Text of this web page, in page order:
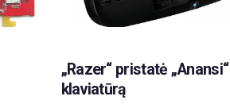
„Razer“ pristatė „Anansi“
klaviatūrą